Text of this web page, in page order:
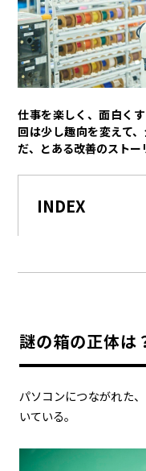
経営
スポーツ
クルマ
テクノロジー
カーボンニュートラル 水
水素 Woven City
モビリティカンパニー
仕事を楽しく、面白く
回は少し趣向を変えて
だ、とある改善のストー
INDEX
謎の箱の正体は
パソコンにつながれた
いている。